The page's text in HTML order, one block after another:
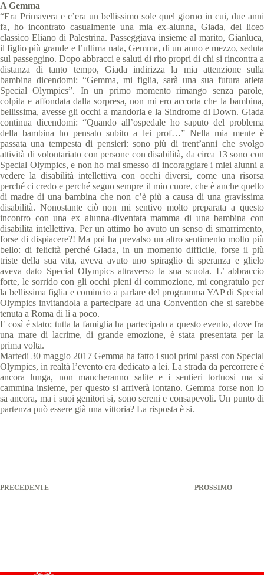
A Gemma
“Era Primavera e c’era un bellissimo sole quel giorno in cui, due anni
fa, ho incontrato casualmente una mia ex-alunna, Giada, del liceo
classico Eliano di Palestrina. Passeggiava insieme al marito, Gianluca,
il figlio più grande e l’ultima nata, Gemma, di un anno e mezzo, seduta
sul passeggino. Dopo abbracci e saluti di rito propri di chi si rincontra a
distanza di tanto tempo, Giada indirizza la mia attenzione sulla
bambina dicendomi: “Gemma, mi figlia, sarà una sua futura atleta
Special Olympics”. In un primo momento rimango senza parole,
colpita e affondata dalla sorpresa, non mi ero accorta che la bambina,
bellissima, avesse gli occhi a mandorla e la Sindrome di Down. Giada
continua dicendomi: “Quando all’ospedale ho saputo del problema
della bambina ho pensato subito a lei prof…” Nella mia mente è
passata una tempesta di pensieri: sono più di trent’anni che svolgo
attività di volontariato con persone con disabilità, da circa 13 sono con
Special Olympics, e non ho mai smesso di incoraggiare i miei alunni a
vedere la disabilità intellettiva con occhi diversi, come una risorsa
perché ci credo e perché seguo sempre il mio cuore, che è anche quello
di madre di una bambina che non c’è più a causa di una gravissima
disabilità. Nonostante ciò non mi sentivo molto preparata a questo
incontro con una ex alunna-diventata mamma di una bambina con
disabilita intellettiva. Per un attimo ho avuto un senso di smarrimento,
forse di dispiacere?! Ma poi ha prevalso un altro sentimento molto più
bello: di felicità perché Giada, in un momento difficile, forse il più
triste della sua vita, aveva avuto uno spiraglio di speranza e glielo
aveva dato Special Olympics attraverso la sua scuola. L’ abbraccio
forte, le sorrido con gli occhi pieni di commozione, mi congratulo per
la bellissima figlia e comincio a parlare del programma YAP di Special
Olympics invitandola a partecipare ad una Convention che si sarebbe
tenuta a Roma di lì a poco.
E così é stato; tutta la famiglia ha partecipato a questo evento, dove fra
una mare di lacrime, di grande emozione, è stata presentata per la
prima volta.
Martedi 30 maggio 2017 Gemma ha fatto i suoi primi passi con Special
Olympics, in realtà l’evento era dedicato a lei. La strada da percorrere è
ancora lunga, non mancheranno salite e i sentieri tortuosi ma si
cammina insieme, per questo si arriverà lontano. Gemma forse non lo
sa ancora, ma i suoi genitori si, sono sereni e consapevoli. Un punto di
partenza può essere già una vittoria? La risposta è si.
PRECEDENTE PROSSIMO